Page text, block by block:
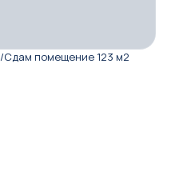
/Сдам помещение 123 м2